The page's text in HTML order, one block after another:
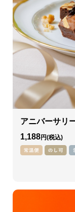
アニバーサリ
1,188円